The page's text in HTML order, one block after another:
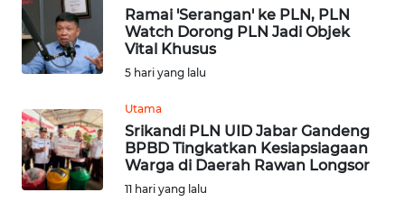
Ramai 'Serangan' ke PLN, PLN
Watch Dorong PLN Jadi Objek
Vital Khusus
5 hari yang lalu
Utama
Srikandi PLN UID Jabar Gandeng
BPBD Tingkatkan Kesiapsiagaan
Warga di Daerah Rawan Longsor
11 hari yang lalu
Wahana
News
Regional
SUMUT
WN
JAKARTA